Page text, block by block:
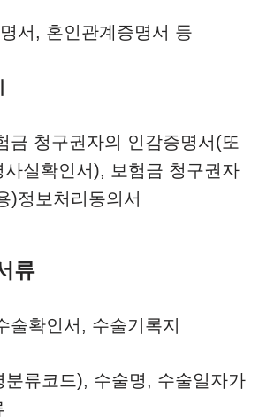
서, 혼인관계증명서 등
금 청구권자의 인감증명서(또
사실확인서), 보험금 청구권자
)정보처리동의서
류
술확인서, 수술기록지
분류코드), 수술명, 수술일자가